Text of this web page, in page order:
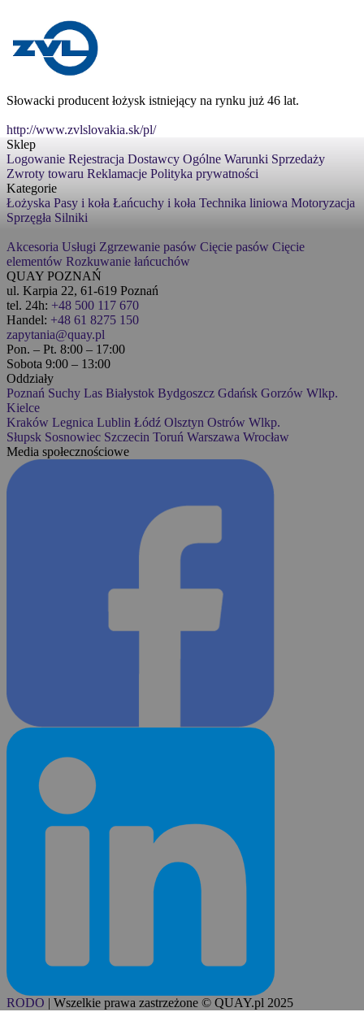
Słowacki producent łożysk istniejący na rynku już 46 lat.
http://www.zvlslovakia.sk/pl/
Sklep
Logowanie Rejestracja Dostawcy Ogólne Warunki Sprzedaży
Zwroty towaru Reklamacje Polityka prywatności
Kategorie
Łożyska Pasy i koła Łańcuchy i koła Technika liniowa Motoryzacja
Sprzęgła Silniki
Akcesoria Usługi Zgrzewanie pasów Cięcie pasów Cięcie
elementów Rozkuwanie łańcuchów
QUAY POZNAŃ
ul. Karpia 22, 61-619 Poznań
tel. 24h: +48 500 117 670
Handel: +48 61 8275 150
zapytania@quay.pl
Pon. – Pt. 8:00 – 17:00
Sobota 9:00 – 13:00
Oddziały
Poznań Suchy Las Białystok Bydgoszcz Gdańsk Gorzów Wlkp.
Kielce
Kraków Legnica Lublin Łódź Olsztyn Ostrów Wlkp.
Słupsk Sosnowiec Szczecin Toruń Warszawa Wrocław
Media społecznościowe
RODO | Wszelkie prawa zastrzeżone © QUAY.pl 2025